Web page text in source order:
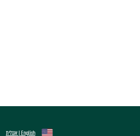
English | אנגלית